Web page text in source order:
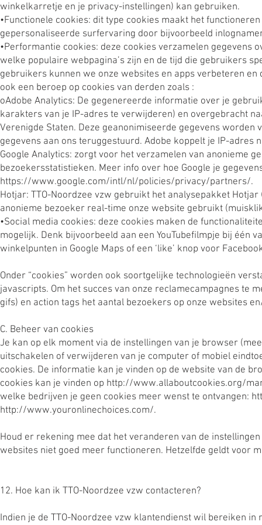
winkelkarretje en je privacy-instellingen) kan gebruiken.
•Functionele cookies: dit type cookies maakt het
gepersonaliseerde surfervaring door bijvoorbeeld
•Performantie cookies: deze cookies verzamelen gegevens
welke populaire webpagina’s zijn en de tijd die gebruikers
gebruikers kunnen we onze websites en apps verbeteren
ook een beroep op cookies van derden zoals :
oAdobe Analytics: De gegenereerde informatie over je
karakters van je IP-adres te verwijderen) en overgebracht
Verenigde Staten. Deze geanonimiseerde gegevens
gegevens aan ons teruggestuurd. Adobe koppelt je IP-
Google Analytics: zorgt voor het verzamelen van anonieme
bezoekersstatistieken. Meer info over hoe Google je
https://www.google.com/intl/nl/policies/privacy/partners/.
Hotjar: TTO-Noordzee vzw gebruikt het analysepakket Hotjar
anonieme bezoeker real-time onze website gebruikt
•Social media cookies: deze cookies maken de
mogelijk. Denk bijvoorbeeld aan een YouTubefilmpje bij één
winkelpunten in Google Maps of een ‘like’ knop voor
Onder “cookies” worden ook soortgelijke technologieën
javascripts. Om het succes van onze reclamecampagnes te
gifs) en action tags het aantal bezoekers op onze websites
C. Beheer van cookies
Je kan op elk moment via de instellingen van je browser
uitschakelen of verwijderen van je computer of mobiel
cookies. De informatie kan je vinden op de website van de
cookies kan je vinden op http://www.allaboutcookies.org/
welke bedrijven je geen cookies meer wenst te ontvangen:
http://www.youronlinechoices.com/.
Houd er rekening mee dat het veranderen van de
websites niet goed meer functioneren. Hetzelfde geldt voor
12. Hoe kan ik TTO-Noordzee vzw contacteren?
Indien je de TTO-Noordzee vzw klantendienst wil bereiken